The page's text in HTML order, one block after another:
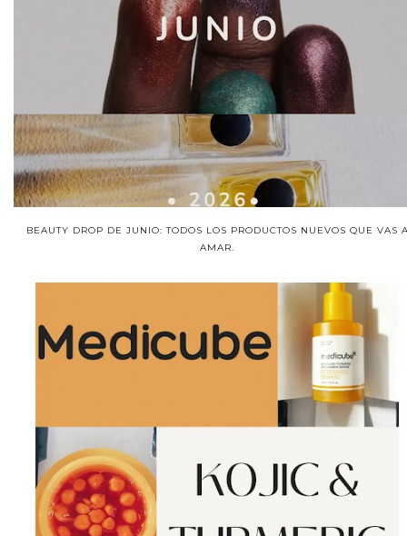
BEAUTY DROP DE JUNIO: TODOS LOS PRODUCTOS NUEVOS QUE VAS
AMAR.